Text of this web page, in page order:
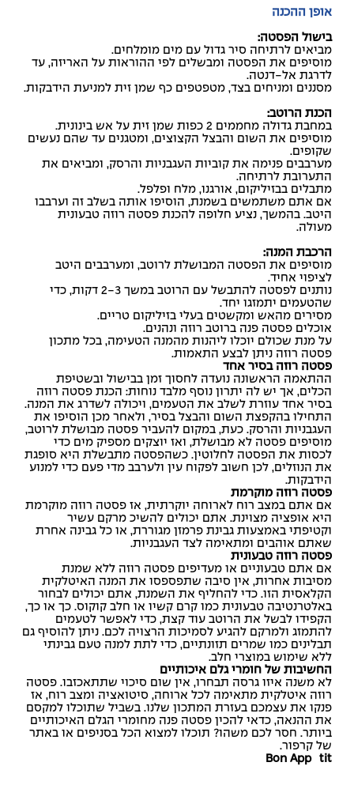
אופן ההכנה
בישול הפסטה:
מביאים לרתיחה סיר גדול עם מים מומלחים.
מוסיפים את הפסטה ומבשלים לפי ההוראות על האריזה, עד
לדרגת אל-דנטה.
מסננים ומניחים בצד, מטפטפים כף שמן זית למניעת הידבקות.
הכנת הרוטב:
במחבת גדולה מחממים 2 כפות שמן זית על אש בינונית.
מוסיפים את השום והבצל הקצוצים, ומטגנים עד שהם נעשים
שקופים.
מערבבים פנימה את קוביות העגבניות והרסק, ומביאים את
התערובת לרתיחה.
מתבלים בבזיליקום, אורגנו, מלח ופלפל.
אם אתם משתמשים בשמנת, הוסיפו אותה בשלב זה וערבבו
היטב. בהמשך, נציע חלופה להכנת פסטה רוזה טבעונית
מעולה.
הרכבת המנה:
מוסיפים את הפסטה המבושלת לרוטב, ומערבבים היטב
לציפוי אחיד.
נותנים לפסטה להתבשל עם הרוטב במשך 2-3 דקות, כדי
שהטעמים יתמזגו יחד.
מסירים מהאש ומקשטים בעלי בזיליקום טריים.
אוכלים פסטה פנה ברוטב רוזה ונהנים.
על מנת שכולם יוכלו ליהנות מהמנה הטעימה, בכל מתכון
פסטה רוזה ניתן לבצע התאמות.
פסטה רוזה בסיר אחד
ההתאמה הראשונה נועדה לחסוך זמן בבישול ובשטיפת
הכלים, אך יש לה יתרון נוסף מלבד נוחות: הכנת פסטה רוזה
בסיר אחד עוזרת לשלב את הטעמים, ויכולה לשדרג את המנה.
התחילו בהקפצת השום והבצל בסיר, ולאחר מכן הוסיפו את
העגבניות והרסק. כעת, במקום להעביר פסטה מבושלת לרוטב,
מוסיפים פסטה לא מבושלת, ואז יוצקים מספיק מים כדי
לכסות את הפסטה לחלוטין. כשהפסטה מתבשלת היא סופגת
את הנוזלים, לכן חשוב לפקוח עין ולערבב מדי פעם כדי למנוע
הידבקות.
פסטה רוזה מוקרמת
אם אתם במצב רוח לארוחה יוקרתית, אז פסטה רוזה מוקרמת
היא אופציה מצוינת. אתם יכולים להשיכ מרקם עשיר
וקטיפתי באמצעות גבינת פרמזן מגוררת, או כל גבינה אחרת
שאתם אוהבים ומתאימה לצד העגבניות.
פסטה רוזה טבעונית
אם אתם טבעוניים או מעדיפים פסטה רוזה ללא שמנת
מסיבות אחרות, אין סיבה שתפספסו את המנה האיטלקית
הקלאסית הזו. כדי להחליף את השמנת, אתם יכולים לבחור
באלטרנטיבה טבעונית כמו קרם קשיו או חלב קוקוס. כך או כך,
הקפידו לבשל את הרוטב עוד קצת, כדי לאפשר לטעמים
להתמזג ולמרקם להגיע לסמיכות הרצויה לכם. ניתן להוסיף גם
תבלינים כמו שמרים תזונתיים, כדי לתת למנה טעם גבינתי
ללא שימוש במוצרי חלב.
החשיבות של חומרי גלם איכותיים
לא משנה איזו גרסה תבחרו, אין שום סיכוי שתתאכזבו. פסטה
רוזה איטלקית מתאימה לכל ארוחה, סיטואציה ומצב רוח, אז
פנקו את עצמכם בעזרת המתכון שלנו. בשביל שתוכלו למקסם
את ההנאה, כדאי להכין פסטה פנה מחומרי הגלם האיכותיים
ביותר. חסר לכם משהו? תוכלו למצוא הכל בסניפים או באתר
של קרפור.
Bon Appétit